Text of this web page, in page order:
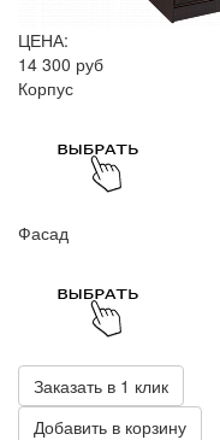
ЦЕНА:
14 300 руб
Корпус
Фасад
Заказать в 1 клик
Добавить в корзину